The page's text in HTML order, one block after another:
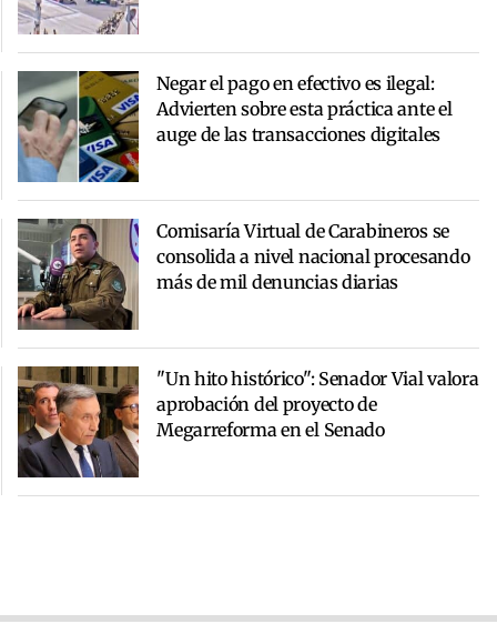
Negar el pago en efectivo es ilegal:
Advierten sobre esta práctica ante el
auge de las transacciones digitales
Comisaría Virtual de Carabineros se
consolida a nivel nacional procesando
más de mil denuncias diarias
"Un hito histórico": Senador Vial valora
aprobación del proyecto de
Megarreforma en el Senado